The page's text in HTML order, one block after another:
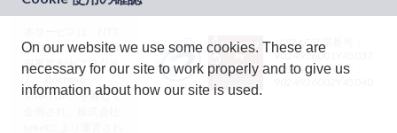
ドコモグループの新
規事業創出プログラ
ム「docomo
STARTUP」を通じて
JASRAC許諾番号：
9024936001Y45037
JASRAC許諾番号：
On our website we use some cookies. These are
necessary for our site to work properly and to give us
information about how our site is used.